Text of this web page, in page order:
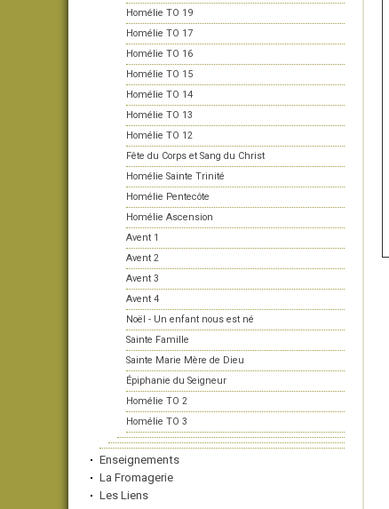
Homélie TO 19
Homélie TO 17
Homélie TO 16
Homélie TO 15
Homélie TO 14
Homélie TO 13
Homélie TO 12
Fête du Corps et Sang du Christ
Homélie Sainte Trinité
Homélie Pentecôte
Homélie Ascension
Avent 1
Avent 2
Avent 3
Avent 4
Noël - Un enfant nous est né
Sainte Famille
Sainte Marie Mère de Dieu
Épiphanie du Seigneur
Homélie TO 2
Homélie TO 3
Enseignements
La Fromagerie
Les Liens